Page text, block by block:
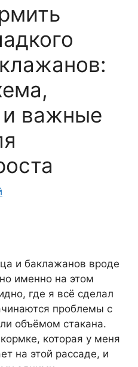
и важные
и баклажанов вроде
именно на этом
где я всё сделал
проблемы с
объёмом стакана.
которая у меня
на этой рассаде, и